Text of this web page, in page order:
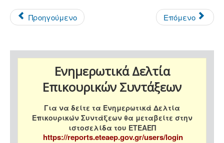
Προηγούμενο Επόμενο
Ενημερωτικά Δελτία
Επικουρικών Συντάξεων
Για να δείτε τα Ενημερωτικά Δελτία
Επικουρικών Συντάξεων θα μεταβείτε στην
ιστοσελίδα του ΕΤΕΑΕΠ
https://reports.eteaep.gov.gr/users/login